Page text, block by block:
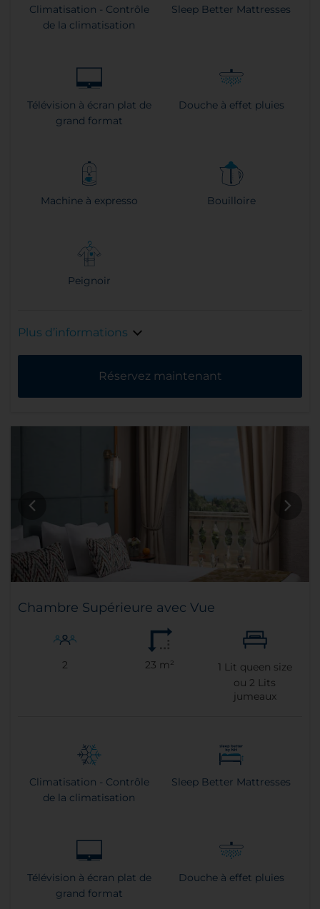
Climatisation - Contrôle
de la climatisation
Sleep Better Mattresses
Télévision à écran plat de
grand format
Douche à effet pluies
Machine à expresso Bouilloire
Peignoir
Plus d’informations
Réservez maintenant
Chambre Supérieure avec Vue
2 23 m² 1 Lit queen size
ou 2 Lits
jumeaux
Climatisation - Contrôle
de la climatisation
Sleep Better Mattresses
Télévision à écran plat de
grand format
Douche à effet pluies